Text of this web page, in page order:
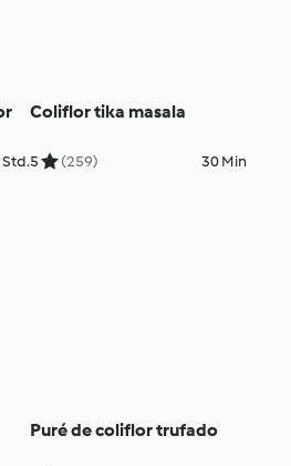
Std.
Coliflor tika masala
5 (259) 30 Min
Puré de coliflor trufado